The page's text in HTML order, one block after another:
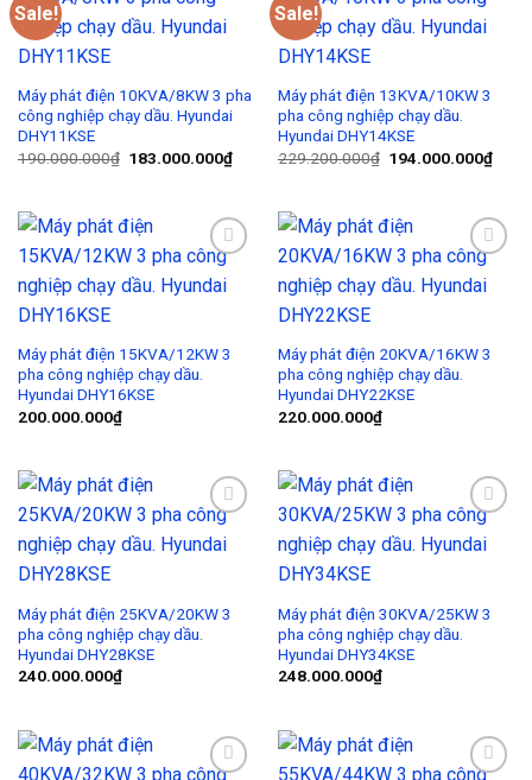
Sale!
Add to
Wishlist
Máy phát điện 10KVA/8KW 3 pha
công nghiệp chạy dầu. Hyundai
DHY11KSE
190.000.000₫ 183.000.000₫
Sale!
Add to
Wishlist
Máy phát điện 13KVA/10KW 3
pha công nghiệp chạy dầu.
Hyundai DHY14KSE
229.200.000₫ 194.000.000₫
Add to
Wishlist
Máy phát điện 15KVA/12KW 3
pha công nghiệp chạy dầu.
Hyundai DHY16KSE
200.000.000₫
Add to
Wishlist
Máy phát điện 20KVA/16KW 3
pha công nghiệp chạy dầu.
Hyundai DHY22KSE
220.000.000₫
Add to
Wishlist
Máy phát điện 25KVA/20KW 3
pha công nghiệp chạy dầu.
Hyundai DHY28KSE
240.000.000₫
Add to
Wishlist
Máy phát điện 30KVA/25KW 3
pha công nghiệp chạy dầu.
Hyundai DHY34KSE
248.000.000₫